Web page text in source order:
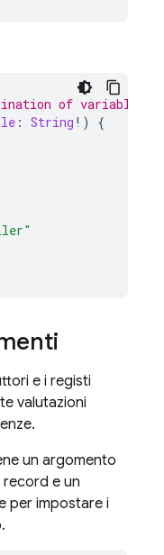
of variables
: String !)
{
e i registi
valutazioni
un argomento
e un
per impostare i